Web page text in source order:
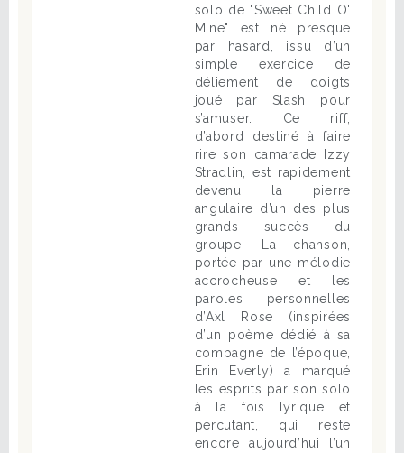
solo de "Sweet Child O'
Mine" est né presque
par hasard, issu d’un
simple exercice de
déliement de doigts
joué par Slash pour
s’amuser. Ce riff,
d’abord destiné à faire
rire son camarade Izzy
Stradlin, est rapidement
devenu la pierre
angulaire d’un des plus
grands succès du
groupe. La chanson,
portée par une mélodie
accrocheuse et les
paroles personnelles
d’Axl Rose (inspirées
d’un poème dédié à sa
compagne de l’époque,
Erin Everly) a marqué
les esprits par son solo
à la fois lyrique et
percutant, qui reste
encore aujourd’hui l’un